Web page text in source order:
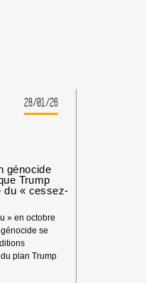
28/01/26
génocide
Trump
du « cessez-
» en octobre
se
plan Trump